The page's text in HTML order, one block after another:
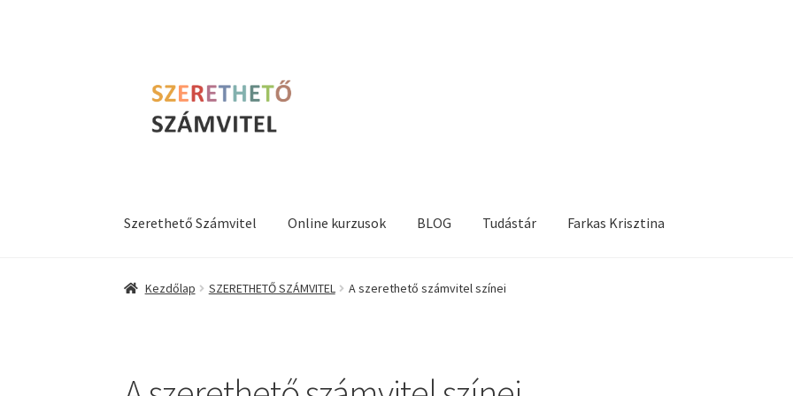
navigációhoz
tartalomba
Szerethető Számvitel Online kurzusok BLOG Tudástár Farkas Krisztina
Kezdőlap SZERETHETŐ SZÁMVITEL A szerethető számvitel színei